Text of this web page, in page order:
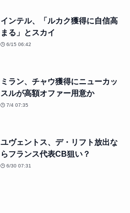
インテル、「ルカク獲得に自信高
まる」とスカイ
6/15 06:42
ミラン、チャウ獲得にニューカッ
スルが高額オファー用意か
7/4 07:35
ユヴェントス、デ・リフト放出な
らフランス代表CB狙い？
6/30 07:31